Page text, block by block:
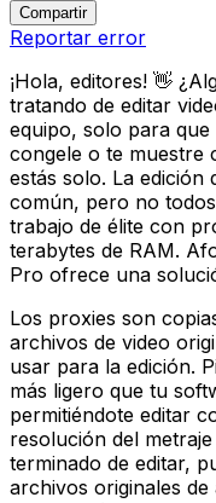
Compartir
Reportar error
¡Hola, editores! 👋
tratando de editar
equipo, solo para
congele o te muestre
estás solo. La edición
común, pero no
trabajo de élite con
terabytes de RAM.
Pro ofrece una
Los proxies son
archivos de video
usar para la edición.
más ligero que tu
permitiéndote editar
resolución del
terminado de editar,
archivos originales